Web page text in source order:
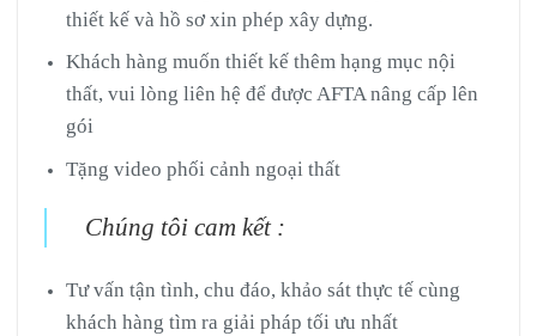
thiết kế và hồ sơ xin phép xây dựng.
Khách hàng muốn thiết kế thêm hạng mục nội
thất, vui lòng liên hệ để được AFTA nâng cấp lên
gói
Tặng video phối cảnh ngoại thất
Chúng tôi cam kết :
Tư vấn tận tình, chu đáo, khảo sát thực tế cùng
khách hàng tìm ra giải pháp tối ưu nhất